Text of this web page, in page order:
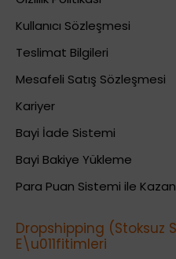
Kullanıcı Sözleşmesi
Teslimat Bilgileri
Mesafeli Satış Sözleşmesi
Kariyer
Bayi İade Sistemi
Bayi Bakiye Yükleme
Para Puan Sistemi ile
Dropshipping (Stoksuz
E\u011fitimleri